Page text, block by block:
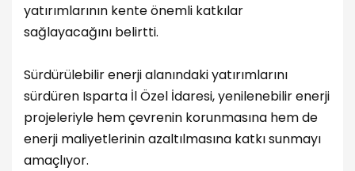
yatırımlarının kente önemli katkılar
sağlayacağını belirtti.
Sürdürülebilir enerji alanındaki yatırımlarını
sürdüren Isparta İl Özel İdaresi, yenilenebilir enerji
projeleriyle hem çevrenin korunmasına hem de
enerji maliyetlerinin azaltılmasına katkı sunmayı
amaçlıyor.